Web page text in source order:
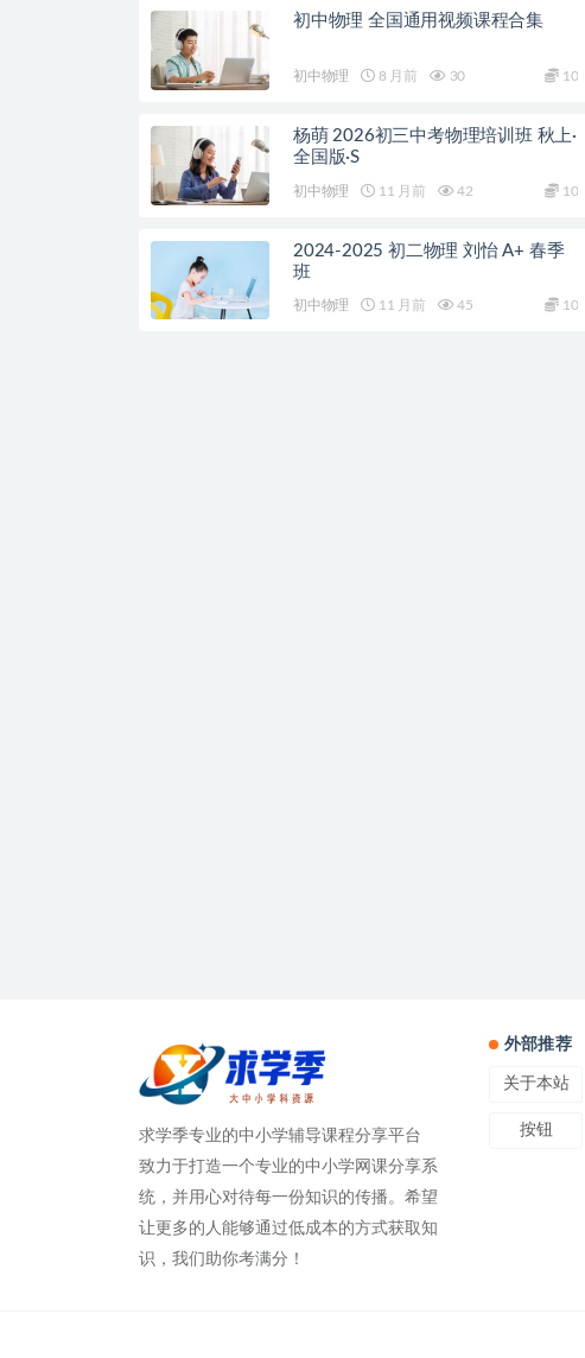
初中物理 全国通用视频课程合集
初中物理 8 月前 30 10
杨萌 2026初三中考物理培训班 秋上·
全国版·S
初中物理 11 月前 42 10
2024-2025 初二物理 刘怡 A+ 春季
班
初中物理 11 月前 45 10
求学季专业的中小学辅导课程分享平台
致力于打造一个专业的中小学网课分享系
统，并用心对待每一份知识的传播。希望
让更多的人能够通过低成本的方式获取知
识，我们助你考满分！
外部推荐
关于本站
按钮